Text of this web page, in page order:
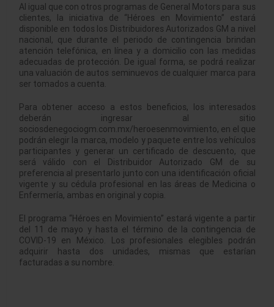
Al igual que con otros programas de General Motors para sus
clientes, la iniciativa de “Héroes en Movimiento” estará
disponible en todos los Distribuidores Autorizados GM a nivel
nacional, que durante el periodo de contingencia brindan
atención telefónica, en línea y a domicilio con las medidas
adecuadas de protección. De igual forma, se podrá realizar
una valuación de autos seminuevos de cualquier marca para
ser tomados a cuenta.
Para obtener acceso a estos beneficios, los interesados
deberán ingresar al sitio
sociosdenegociogm.com.mx/heroesenmovimiento, en el que
podrán elegir la marca, modelo y paquete entre los vehículos
participantes y generar un certificado de descuento, que
será válido con el Distribuidor Autorizado GM de su
preferencia al presentarlo junto con una identificación oficial
vigente y su cédula profesional en las áreas de Medicina o
Enfermería, ambas en original y copia.
El programa “Héroes en Movimiento” estará vigente a partir
del 11 de mayo y hasta el término de la contingencia de
COVID-19 en México. Los profesionales elegibles podrán
adquirir hasta dos unidades, mismas que estarían
facturadas a su nombre.